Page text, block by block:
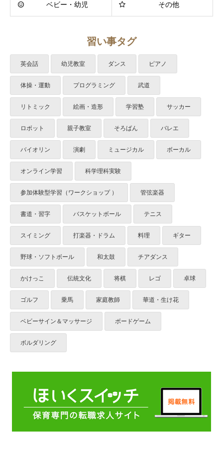
ベビー・幼児 その他
習い事タグ
英会話 幼児教室 ダンス ピアノ
体操・運動 プログラミング 武道
リトミック 絵画・造形 学習塾 サッカー
ロボット 親子教室 そろばん バレエ
バイオリン 演劇 ミュージカル ボーカル
オンライン学習 科学理科実験
参加体験型学習（ワークショップ ） 管弦楽器
書道・習字 バスケットボール テニス
スイミング 打楽器・ドラム 料理 ギター
野球・ソフトボール 和太鼓 チアダンス
かけっこ 伝統文化 将棋 レゴ 卓球
ゴルフ 乗馬 家庭教師 華道・生け花
ベビーサイン＆マッサージ ボードゲーム
ボルダリング